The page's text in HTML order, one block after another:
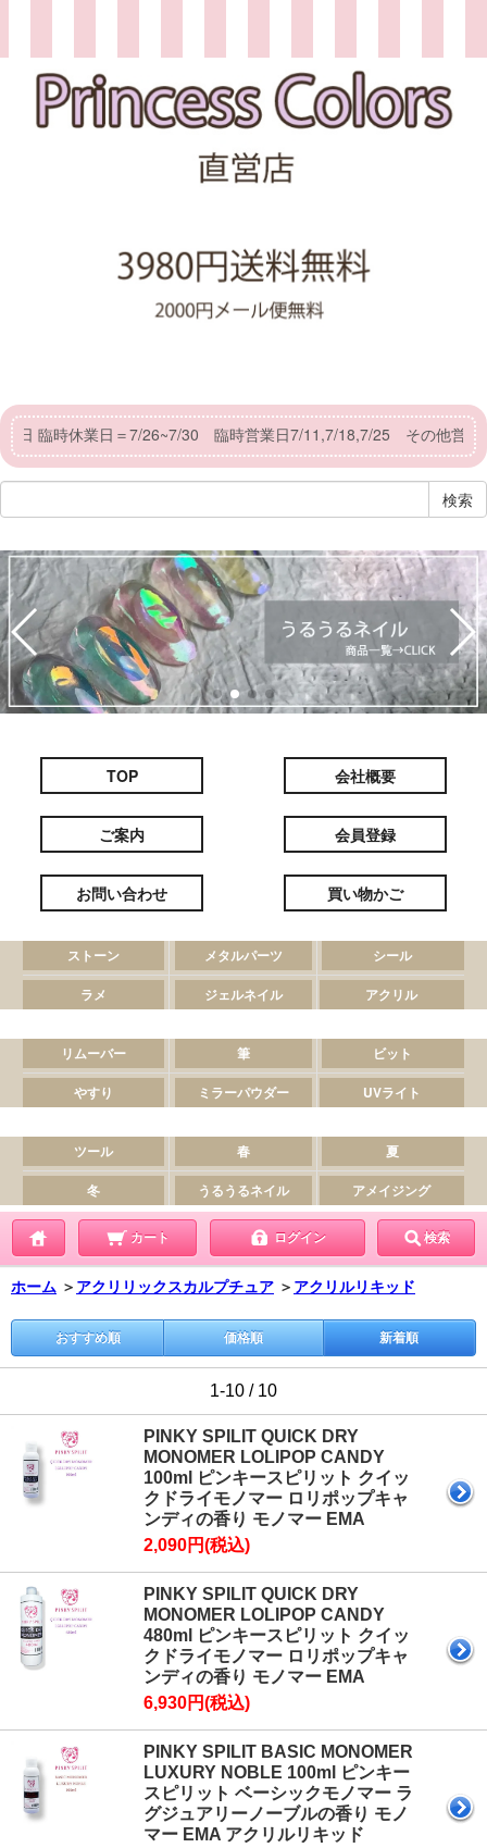
カート ログイン 検索
ホーム ＞ アクリリックスカルプチュア ＞ アクリルリキッド
おすすめ順 価格順 新着順
1-10 / 10
PINKY SPILIT QUICK DRY
MONOMER LOLIPOP CANDY
100ml ピンキースピリット クイッ
クドライモノマー ロリポップキャ
ンディの香り モノマー EMA
2,090円(税込)
PINKY SPILIT QUICK DRY
MONOMER LOLIPOP CANDY
480ml ピンキースピリット クイッ
クドライモノマー ロリポップキャ
ンディの香り モノマー EMA
6,930円(税込)
PINKY SPILIT BASIC MONOMER
LUXURY NOBLE 100ml ピンキー
スピリット ベーシックモノマー ラ
グジュアリーノーブルの香り モノ
マー EMA アクリルリキッド